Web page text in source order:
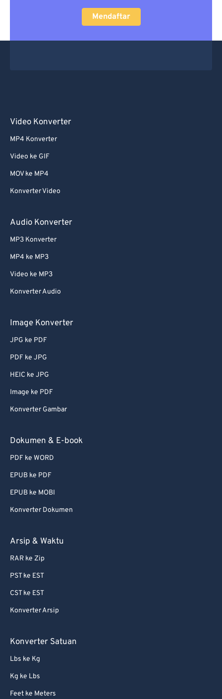
Mendaftar
Video Konverter
MP4 Konverter
Video ke GIF
MOV ke MP4
Konverter Video
Audio Konverter
MP3 Konverter
MP4 ke MP3
Video ke MP3
Konverter Audio
Image Konverter
JPG ke PDF
PDF ke JPG
HEIC ke JPG
Image ke PDF
Konverter Gambar
Dokumen & E-book
PDF ke WORD
EPUB ke PDF
EPUB ke MOBI
Konverter Dokumen
Arsip & Waktu
RAR ke Zip
PST ke EST
CST ke EST
Konverter Arsip
Konverter Satuan
Lbs ke Kg
Kg ke Lbs
Feet ke Meters